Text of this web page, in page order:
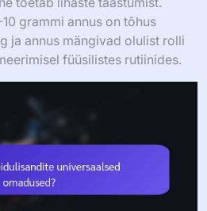
grammi annus on tõhus
ja annus mängivad olulist rolli
füüsilistes rutiinides.